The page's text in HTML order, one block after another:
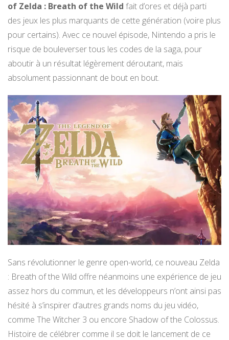
of Zelda : Breath of the Wild fait d’ores et déjà parti
des jeux les plus marquants de cette génération (voire plus
pour certains). Avec ce nouvel épisode, Nintendo a pris le
risque de bouleverser tous les codes de la saga, pour
aboutir à un résultat légèrement déroutant, mais
absolument passionnant de bout en bout.
Sans révolutionner le genre open-world, ce nouveau Zelda
: Breath of the Wild offre néanmoins une expérience de jeu
assez hors du commun, et les développeurs n’ont ainsi pas
hésité à s’inspirer d’autres grands noms du jeu vidéo,
comme The Witcher 3 ou encore Shadow of the Colossus.
Histoire de célébrer comme il se doit le lancement de ce